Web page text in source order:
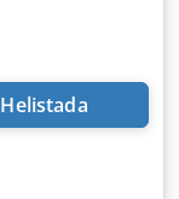
Helistada